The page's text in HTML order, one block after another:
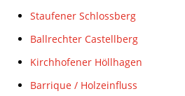
Staufener Schlossberg
Ballrechter Castellberg
Kirchhofener Höllhagen
Barrique / Holzeinfluss